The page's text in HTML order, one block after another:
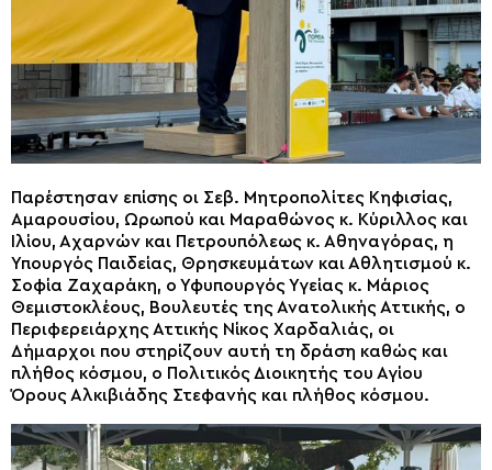
Παρέστησαν επίσης οι Σεβ. Μητροπολίτες Κηφισίας,
Αμαρουσίου, Ωρωπού και Μαραθώνος κ. Κύριλλος και
Ιλίου, Αχαρνών και Πετρουπόλεως κ. Αθηναγόρας, η
Υπουργός Παιδείας, Θρησκευμάτων και Αθλητισμού κ.
Σοφία Ζαχαράκη, ο Υφυπουργός Υγείας κ. Μάριος
Θεμιστοκλέους, Βουλευτές της Ανατολικής Αττικής, o
Περιφερειάρχης Αττικής Νίκος Χαρδαλιάς, οι
Δήμαρχοι που στηρίζουν αυτή τη δράση καθώς και
πλήθος κόσμου, o Πολιτικός Διοικητής του Αγίου
Όρους Αλκιβιάδης Στεφανής και πλήθος κόσμου.